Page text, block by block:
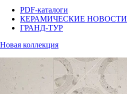
PDF-каталоги
КЕРАМИЧЕСКИЕ НОВОСТИ
ГРАНД-ТУР
Новая коллекция